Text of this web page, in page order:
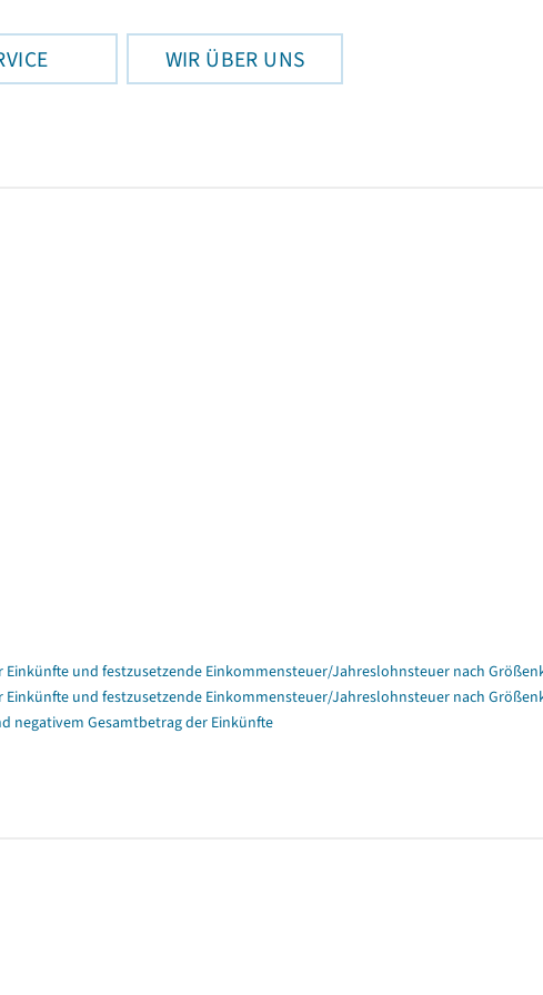
WIR ÜBER UNS
und festzusetzende Einkommensteuer/Jahreslohnsteuer nach
und festzusetzende Einkommensteuer/Jahreslohnsteuer nach
negativem Gesamtbetrag der Einkünfte